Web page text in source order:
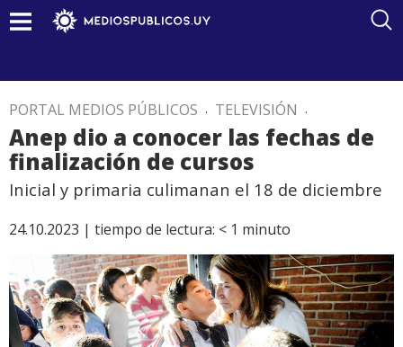
PORTAL MEDIOS PÚBLICOS . TELEVISIÓN .
Anep dio a conocer las fechas de
finalización de cursos
Inicial y primaria culimanan el 18 de diciembre
24.10.2023 | tiempo de lectura: < 1 minuto